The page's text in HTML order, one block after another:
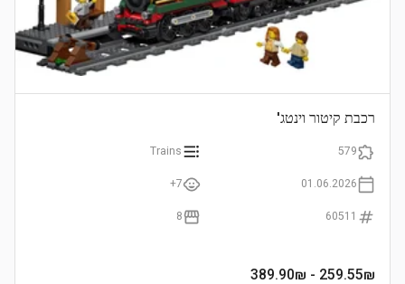
רכבת קיטור וינטג'
579
Trains
01.06.2026
7+
60511
8
259.55₪
- 389.90₪